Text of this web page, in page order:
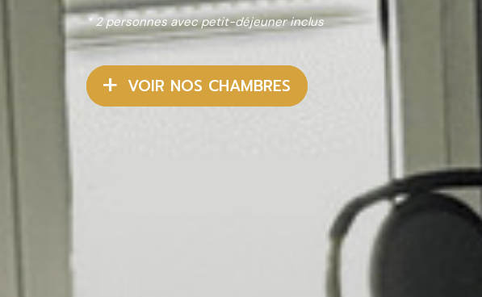
* 2 personnes avec petit-déjeuner inclus
VOIR NOS CHAMBRES